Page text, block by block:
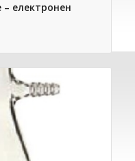
електронен